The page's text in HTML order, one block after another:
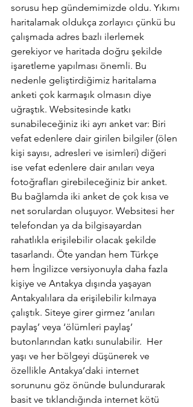
sorusu hep gündemimizde oldu. Yıkımı
haritalamak oldukça zorlayıcı çünkü bu
çalışmada adres bazlı ilerlemek
gerekiyor ve haritada doğru şekilde
işaretleme yapılması önemli. Bu
nedenle geliştirdiğimiz haritalama
anketi çok karmaşık olmasın diye
uğraştık. Websitesinde katkı
sunabileceğiniz iki ayrı anket var: Biri
vefat edenlere dair girilen bilgiler (ölen
kişi sayısı, adresleri ve isimleri) diğeri
ise vefat edenlere dair anıları veya
fotoğrafları girebileceğiniz bir anket.
Bu bağlamda iki anket de çok kısa ve
net sorulardan oluşuyor. Websitesi her
telefondan ya da bilgisayardan
rahatlıkla erişilebilir olacak şekilde
tasarlandı. Öte yandan hem Türkçe
hem İngilizce versiyonuyla daha fazla
kişiye ve Antakya dışında yaşayan
Antakyalılara da erişilebilir kılmaya
çalıştık. Siteye girer girmez ‘anıları
paylaş’ veya ‘ölümleri paylaş’
butonlarından katkı sunulabilir.  Her
yaşı ve her bölgeyi düşünerek ve
özellikle Antakya’daki internet
sorununu göz önünde bulundurarak
basit ve tıklandığında internet kötü